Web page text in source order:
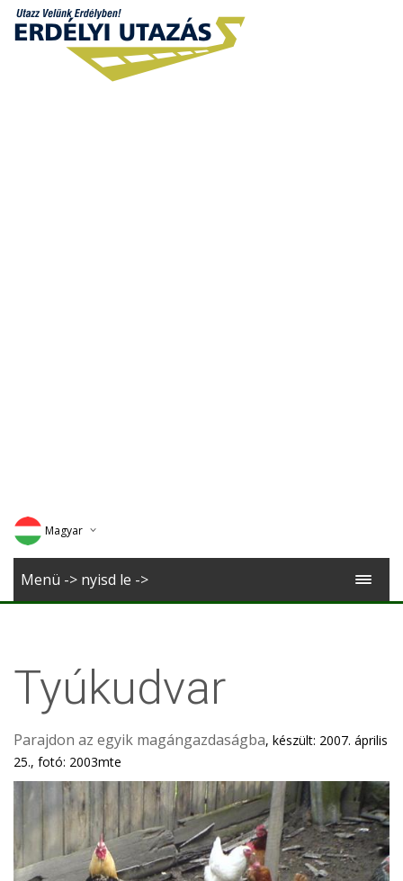
Magyar
Deutsch
Menü -> nyisd le ->
Tyúkudvar
Parajdon az egyik magángazdaságba, készült: 2007. április
25., fotó: 2003mte